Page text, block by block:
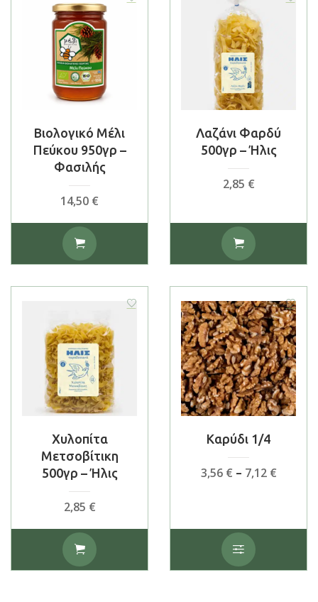
Βιολογικό Μέλι
Πεύκου 950γρ –
Φασιλής
14,50 €
Λαζάνι Φαρδύ
500γρ – Ήλις
2,85 €
Χυλοπίτα
Μετσοβίτικη
500γρ – Ήλις
2,85 €
Καρύδι 1/4
3,56 € – 7,12 €Price
το
προϊόν